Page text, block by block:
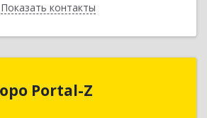
Показать контакты
Назад
Portal-Z
край, Пятигорск г,